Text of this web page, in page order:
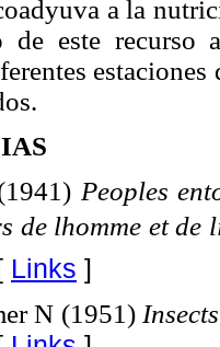
a la
de este recurso
Peoples
de lhomme et de
Links ]
N (1951)